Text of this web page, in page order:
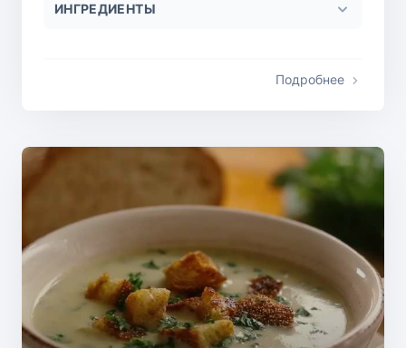
ИНГРЕДИЕНТЫ
Подробнее